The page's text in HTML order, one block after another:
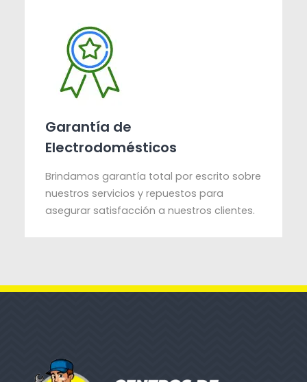
Garantía de
Electrodomésticos
Brindamos garantía total por escrito sobre
nuestros servicios y repuestos para
asegurar satisfacción a nuestros clientes.